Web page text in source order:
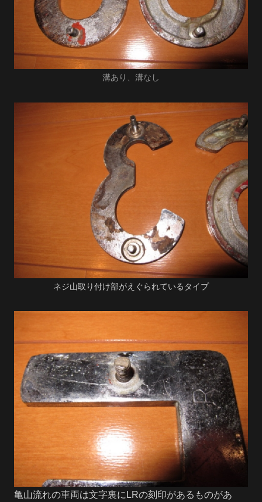
溝あり、溝なし
ネジ山取り付け部がえぐられているタイプ
亀山流れの車両は文字裏にLRの刻印があるものがあ